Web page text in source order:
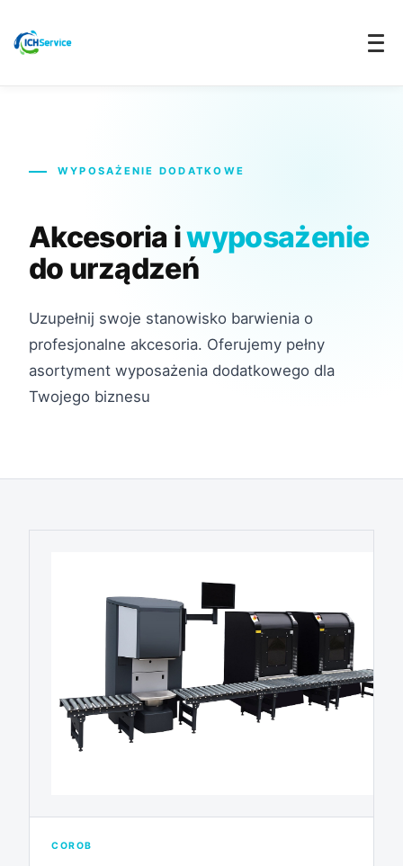
WYPOSAŻENIE DODATKOWE
Akcesoria iwyposażenie
do urządzeń
Uzupełnij swoje stanowisko barwienia o
profesjonalne akcesoria. Oferujemy pełny
asortyment wyposażenia dodatkowego dla
Twojego biznesu
COROB